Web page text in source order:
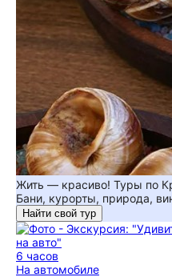
Жить — красиво! Туры по
Бани, курорты, природа,
Найти свой тур
6 часов
На автомобиле